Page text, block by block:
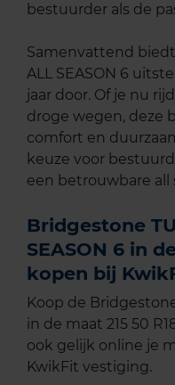
bestuurder als de
Samenvattend
ALL SEASON 6
jaar door. Of je nu
droge wegen, deze
comfort en
keuze voor
een betrouwbare all
Bridgestone
SEASON 6 in
kopen bij
Koop de
in de maat 215 50
ook gelijk online je
KwikFit vestiging.